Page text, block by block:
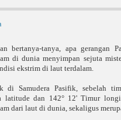
bertanya-tanya, apa gerangan
di dunia menyimpan sejuta
ekstrim di laut terdalam.
di Samudera Pasifik, sebelah
latitude dan 142° 12' Timur
dari laut di dunia, sekaligus